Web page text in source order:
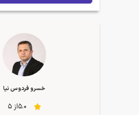
خسرو فردوس نیا
5.0از 5